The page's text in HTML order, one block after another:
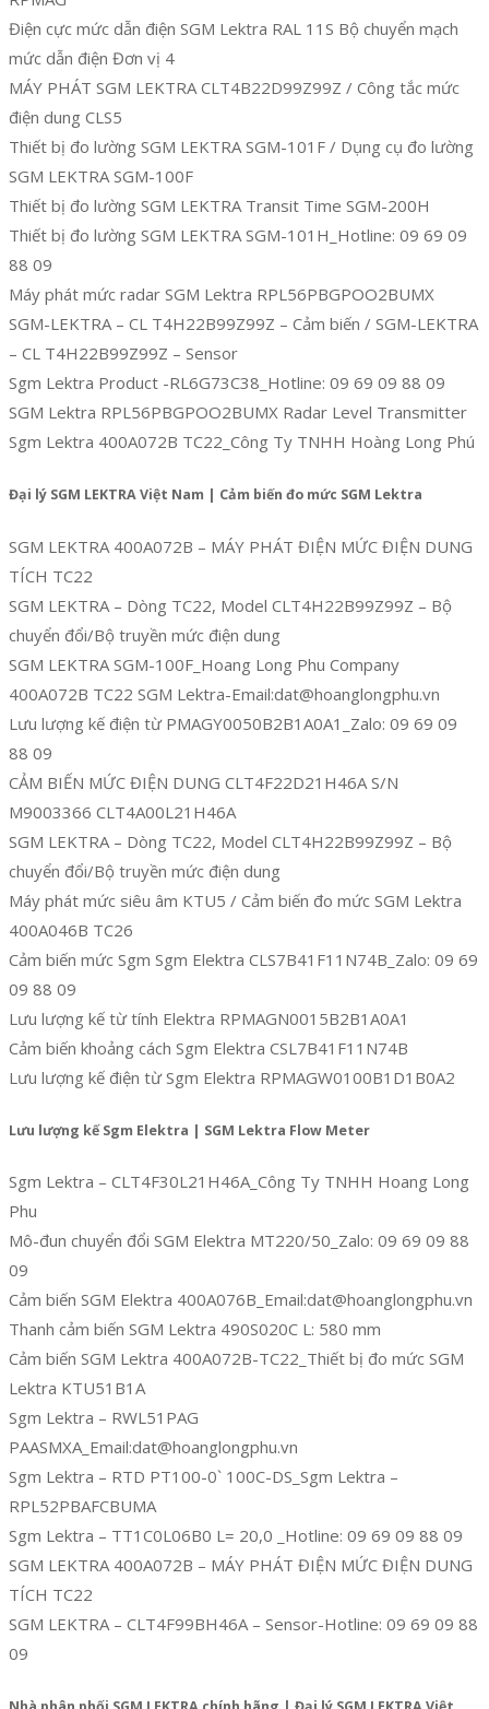
Điện cực mức dẫn điện SGM Lektra RAL 11S Bộ chuyển mạch
mức dẫn điện Đơn vị 4
MÁY PHÁT SGM LEKTRA CLT4B22D99Z99Z / Công tắc mức
điện dung CLS5
Thiết bị đo lường SGM LEKTRA SGM-101F / Dụng cụ đo lường
SGM LEKTRA SGM-100F
Thiết bị đo lường SGM LEKTRA Transit Time SGM-200H
Thiết bị đo lường SGM LEKTRA SGM-101H_Hotline: 09 69 09
88 09
Máy phát mức radar SGM Lektra RPL56PBGPOO2BUMX
SGM-LEKTRA – CL T4H22B99Z99Z – Cảm biến / SGM-LEKTRA
– CL T4H22B99Z99Z – Sensor
Sgm Lektra Product -RL6G73C38_Hotline: 09 69 09 88 09
SGM Lektra RPL56PBGPOO2BUMX Radar Level Transmitter
Sgm Lektra 400A072B TC22_Công Ty TNHH Hoàng Long Phú
Đại lý SGM LEKTRA Việt Nam | Cảm biến đo mức SGM Lektra
SGM LEKTRA 400A072B – MÁY PHÁT ĐIỆN MỨC ĐIỆN DUNG
TÍCH TC22
SGM LEKTRA – Dòng TC22, Model CLT4H22B99Z99Z – Bộ
chuyển đổi/Bộ truyền mức điện dung
SGM LEKTRA SGM-100F_Hoang Long Phu Company
400A072B TC22 SGM Lektra-Email:dat@hoanglongphu.vn
Lưu lượng kế điện từ PMAGY0050B2B1A0A1_Zalo: 09 69 09
88 09
CẢM BIẾN MỨC ĐIỆN DUNG CLT4F22D21H46A S/N
M9003366 CLT4A00L21H46A
SGM LEKTRA – Dòng TC22, Model CLT4H22B99Z99Z – Bộ
chuyển đổi/Bộ truyền mức điện dung
Máy phát mức siêu âm KTU5 / Cảm biến đo mức SGM Lektra
400A046B TC26
Cảm biến mức Sgm Sgm Elektra CLS7B41F11N74B_Zalo: 09 69
09 88 09
Lưu lượng kế từ tính Elektra RPMAGN0015B2B1A0A1
Cảm biến khoảng cách Sgm Elektra CSL7B41F11N74B
Lưu lượng kế điện từ Sgm Elektra RPMAGW0100B1D1B0A2
Lưu lượng kế Sgm Elektra | SGM Lektra Flow Meter
Sgm Lektra – CLT4F30L21H46A_Công Ty TNHH Hoang Long
Phu
Mô-đun chuyển đổi SGM Elektra MT220/50_Zalo: 09 69 09 88
09
Cảm biến SGM Elektra 400A076B_Email:dat@hoanglongphu.vn
Thanh cảm biến SGM Lektra 490S020C L: 580 mm
Cảm biến SGM Lektra 400A072B-TC22_Thiết bị đo mức SGM
Lektra KTU51B1A
Sgm Lektra – RWL51PAG
PAASMXA_Email:dat@hoanglongphu.vn
Sgm Lektra – RTD PT100-0` 100C-DS_Sgm Lektra –
RPL52PBAFCBUMA
Sgm Lektra – TT1C0L06B0 L= 20,0 _Hotline: 09 69 09 88 09
SGM LEKTRA 400A072B – MÁY PHÁT ĐIỆN MỨC ĐIỆN DUNG
TÍCH TC22
SGM LEKTRA – CLT4F99BH46A – Sensor-Hotline: 09 69 09 88
09